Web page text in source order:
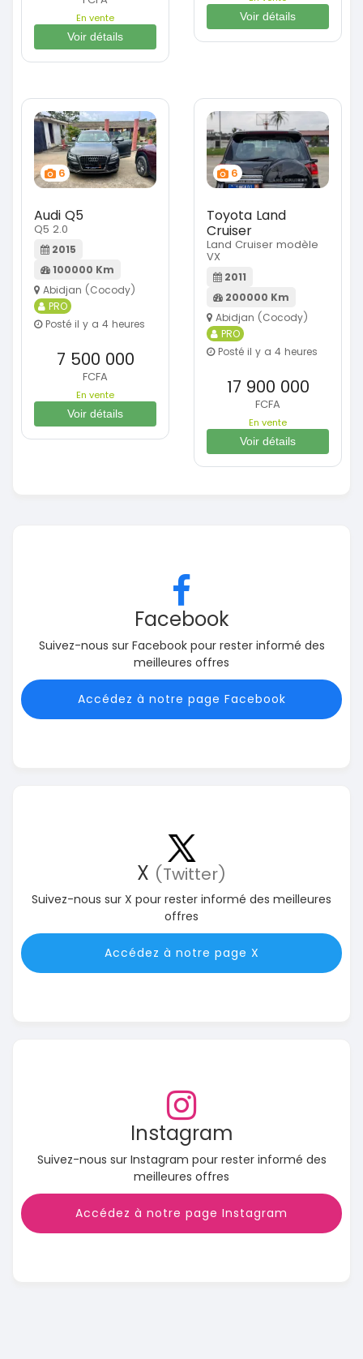
En vente
Voir détails
Voir détails
6
Audi Q5
Q5 2.0
2015
100000 Km
Abidjan (Cocody)
PRO
Posté il y a 4 heures
7 500 000
FCFA
En vente
Voir détails
6
Toyota Land
Cruiser
Land Cruiser modèle
VX
2011
200000 Km
Abidjan (Cocody)
PRO
Posté il y a 4 heures
17 900 000
FCFA
En vente
Voir détails
Facebook
Suivez-nous sur Facebook pour rester informé des
meilleures offres
Accédez à notre page Facebook
X (Twitter)
Suivez-nous sur X pour rester informé des meilleures
offres
Accédez à notre page X
Instagram
Suivez-nous sur Instagram pour rester informé des
meilleures offres
Accédez à notre page Instagram